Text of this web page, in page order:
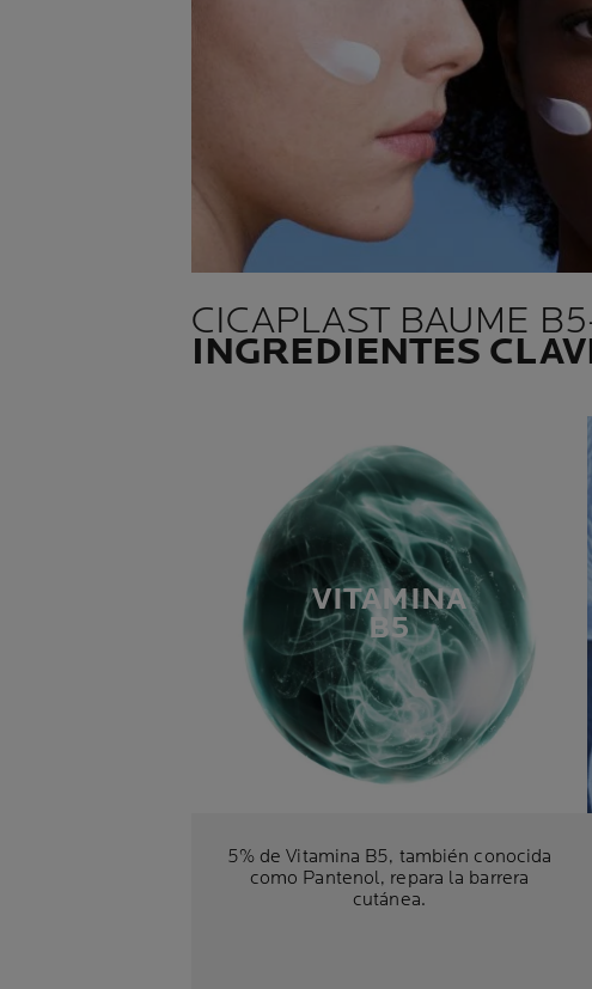
CICAPLAST BAUME
INGREDIENTES
VITAMINA
B5
5% de Vitamina B5, también conocida
como Pantenol, repara la barrera
cutánea.